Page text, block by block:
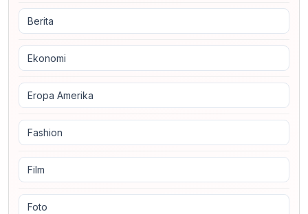
Berita
Ekonomi
Eropa Amerika
Fashion
Film
Foto